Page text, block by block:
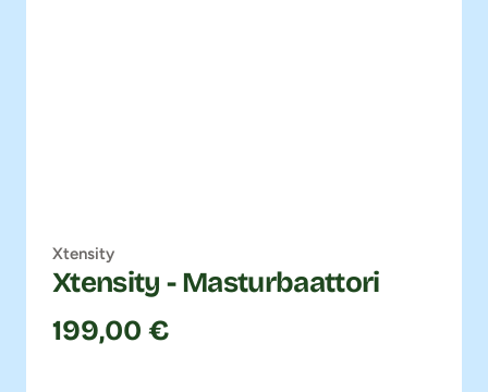
Xtensity
Xtensity - Masturbaattori
199,00 €